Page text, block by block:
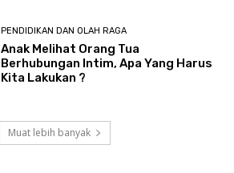
PENDIDIKAN DAN OLAH RAGA
Anak Melihat Orang Tua
Berhubungan Intim, Apa Yang Harus
Kita Lakukan ?
Muat lebih banyak